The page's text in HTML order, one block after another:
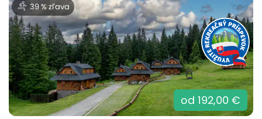
39 % zľava
od 192,00 €